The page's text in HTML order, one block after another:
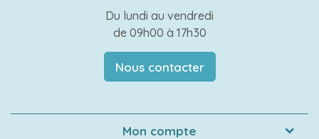
Du lundi au vendredi
de 09h00 à 17h30
Nous contacter
Mon compte